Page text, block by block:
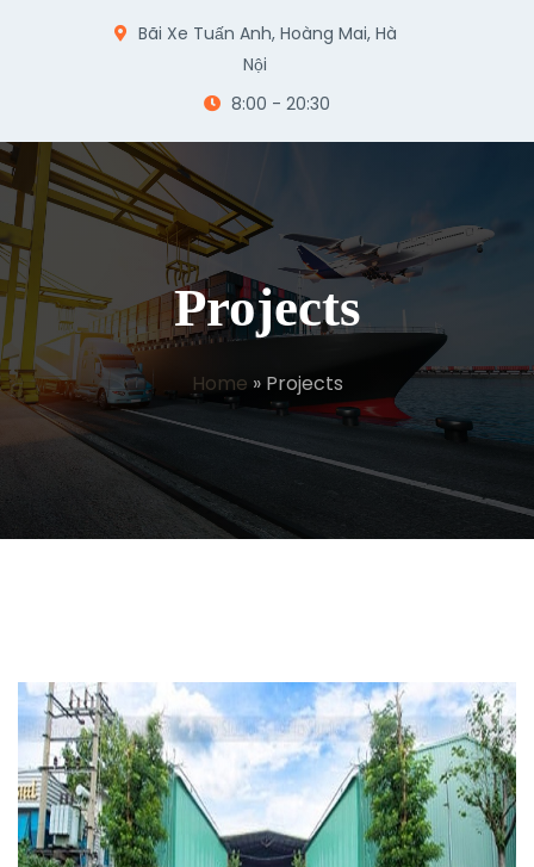
Bãi Xe Tuấn Anh, Hoàng Mai, Hà
Nội
8:00 - 20:30
Projects
Home » Projects